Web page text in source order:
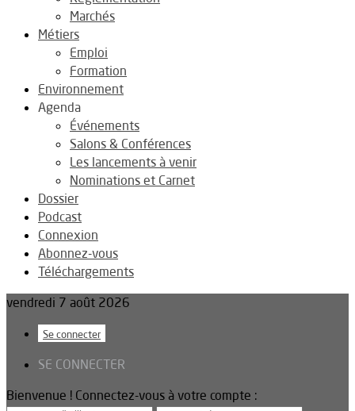
Marchés
Métiers
Emploi
Formation
Environnement
Agenda
Événements
Salons & Conférences
Les lancements à venir
Nominations et Carnet
Dossier
Podcast
Connexion
Abonnez-vous
Téléchargements
vendredi 7 août 2026
Se connecter
SE CONNECTER
Bienvenue ! Connectez-vous à votre compte :